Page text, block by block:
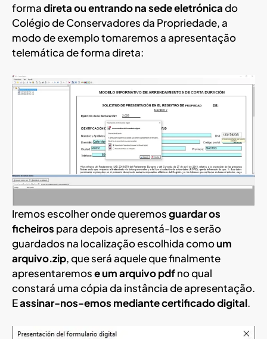
formadireta ou entrando na sede eletrónicado
Colégio de Conservadores da Propriedade, a
modo de exemplo tomaremos a apresentação
telemática de forma direta:
Iremos escolher onde queremosguardar os
ficheiros para depois apresentá-los e serão
guardados na localização escolhida comoum
arquivo.zip, que será aquele que finalmente
apresentaremose um arquivo pdfno qual
constará uma cópia da instância de apresentação.
Eassinar-nos-emos mediante certificado digital.